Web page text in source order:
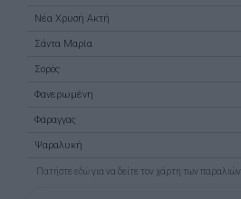
Νέα Χρυσή Ακτή
Σάντα Μαρία
Σορός
Φανερωμένη
Φάραγγας
Ψαραλυκή
Πατήστε εδώγια να δείτε τον χάρτη των παραλιών